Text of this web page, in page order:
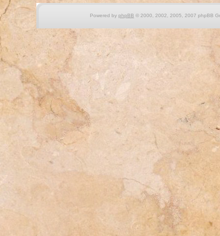
Powered by phpBB © 2000, 2002, 2005, 2007 phpBB